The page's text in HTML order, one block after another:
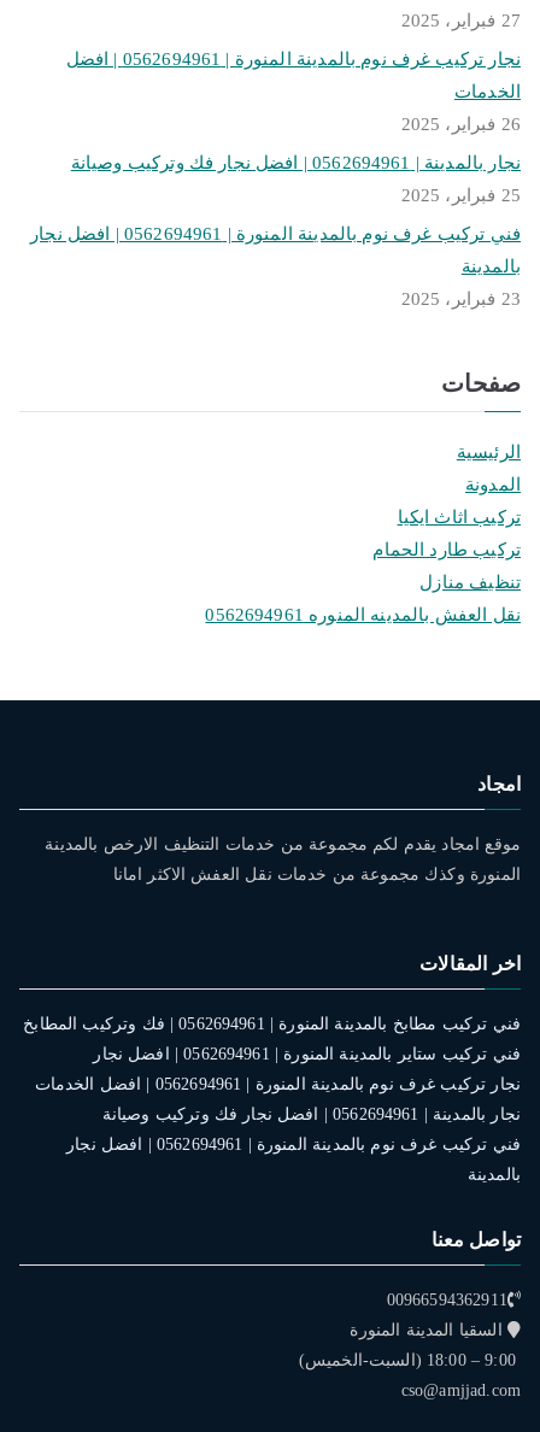
27 فبراير، 2025
نجار تركيب غرف نوم بالمدينة المنورة | 0562694961 | افضل
الخدمات
26 فبراير، 2025
نجار بالمدينة | 0562694961 | افضل نجار فك وتركيب وصيانة
25 فبراير، 2025
فني تركيب غرف نوم بالمدينة المنورة | 0562694961 | افضل نجار
بالمدينة
23 فبراير، 2025
صفحات
الرئيسية
المدونة
تركيب اثاث ايكيا
تركيب طارد الحمام
تنظيف منازل
نقل العفش بالمدينه المنوره 0562694961
امجاد
موقع امجاد يقدم لكم مجموعة من خدمات التنظيف الارخص بالمدينة
المنورة وكذك مجموعة من خدمات نقل العفش الاكثر امانا
اخر المقالات
فني تركيب مطابخ بالمدينة المنورة | 0562694961 | فك وتركيب المطابخ
فني تركيب ستاير بالمدينة المنورة | 0562694961 | افضل نجار
نجار تركيب غرف نوم بالمدينة المنورة | 0562694961 | افضل الخدمات
نجار بالمدينة | 0562694961 | افضل نجار فك وتركيب وصيانة
فني تركيب غرف نوم بالمدينة المنورة | 0562694961 | افضل نجار
بالمدينة
تواصل معنا
00966594362911
السقيا المدينة المنورة
9:00 – 18:00 (السبت-الخميس)
cso@amjjad.com